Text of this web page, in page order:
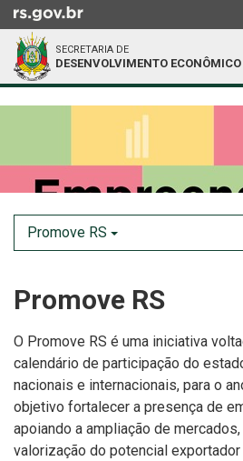
para
conteúdo
menu
busca
SECRETARIA DE
DESENVOLVIMENTO ECONÔMICO
Promove RS
Promove RS
O Promove RS é uma iniciativa
calendário de participação do
nacionais e internacionais, para o
objetivo fortalecer a presença de
apoiando a ampliação de
valorização do potencial exportador